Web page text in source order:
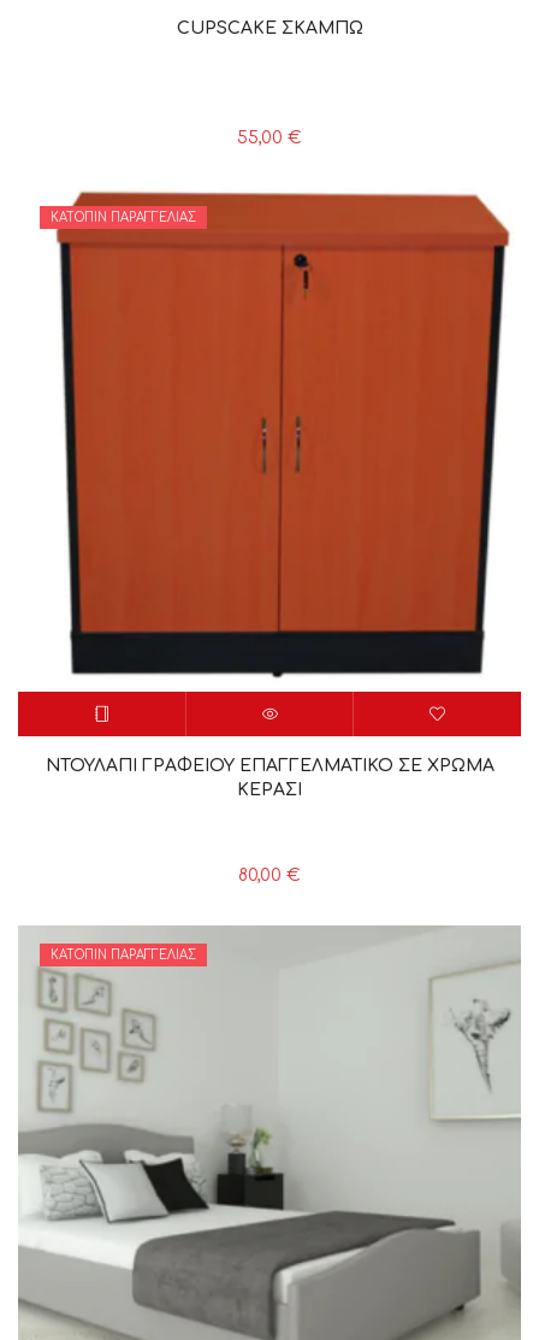
CUPSCAKE ΣΚΑΜΠΩ
55,00 €
ΚΑΤΌΠΙΝ ΠΑΡΑΓΓΕΛΊΑΣ
ΝΤΟΥΛΑΠΙ ΓΡΑΦΕΙΟΥ ΕΠΑΓΓΕΛΜΑΤΙΚΟ ΣΕ ΧΡΩΜΑ
ΚΕΡΑΣΙ
80,00 €
ΚΑΤΌΠΙΝ ΠΑΡΑΓΓΕΛΊΑΣ